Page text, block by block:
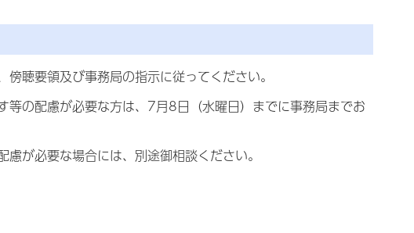
傍聴要領及び事務局の指示に従ってください。
の配慮が必要な方は、7月8日（水曜日）までに事務局までお
が必要な場合には、別途御相談ください。